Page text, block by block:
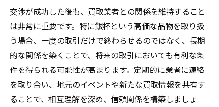
交渉が成功した後も、買取業者との関係を維持すること
は非常に重要です。特に銀杯という高価な品物を取り扱
う場合、一度の取引だけで終わらせるのではなく、長期
的な関係を築くことで、将来の取引においても有利な条
件を得られる可能性が高まります。定期的に業者に連絡
を取り合い、地元のイベントや新たな買取情報を共有す
ることで、相互理解を深め、信頼関係を構築しましょ